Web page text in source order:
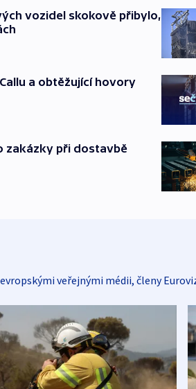
vozidel skokově přibylo,
a obtěžující hovory
zakázky při dostavbě
veřejnými médii, členy